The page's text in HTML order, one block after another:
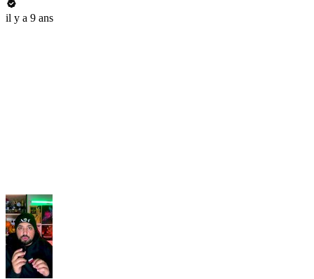
il y a 9 ans